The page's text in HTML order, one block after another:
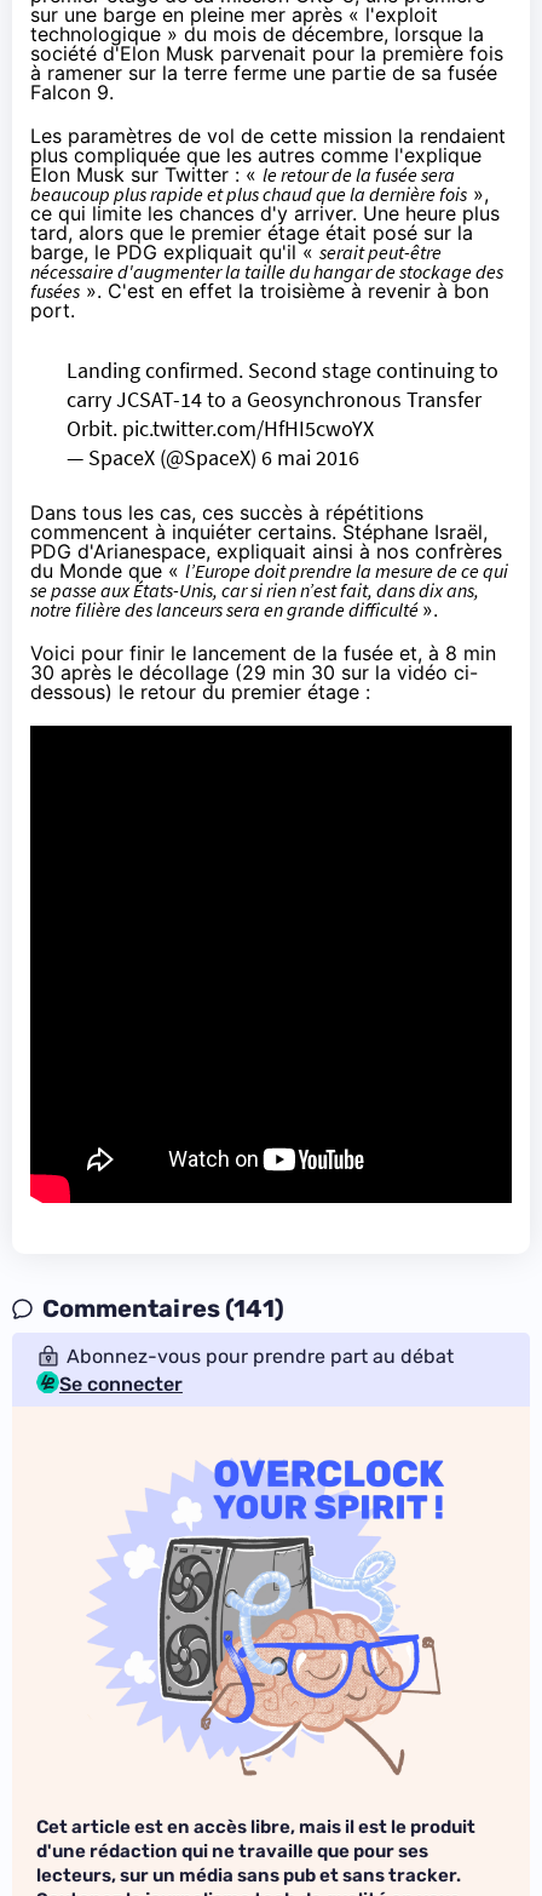
sur une barge en pleine mer après « l'exploit
technologique » du mois de décembre, lorsque la
société d'Elon Musk parvenait pour la première fois
à ramener sur la terre ferme une partie de sa fusée
Falcon 9.
Les paramètres de vol de cette mission la rendaient
plus compliquée que les autres comme l'explique
Elon Musk sur Twitter : « le retour de la fusée sera
beaucoup plus rapide et plus chaud que la dernière fois »,
ce qui limite les chances d'y arriver. Une heure plus
tard, alors que le premier étage était posé sur la
barge, le PDG expliquait qu'il « serait peut-être
nécessaire d'augmenter la taille du hangar de stockage des
fusées ». C'est en effet la troisième à revenir à bon
port.
Landing confirmed. Second stage continuing to
carry JCSAT-14 to a Geosynchronous Transfer
Orbit. pic.twitter.com/HfHI5cwoYX
— SpaceX (@SpaceX) 6 mai 2016
Dans tous les cas, ces succès à répétitions
commencent à inquiéter certains. Stéphane Israël,
PDG d'Arianespace, expliquait ainsi à nos confrères
du Monde que « l’Europe doit prendre la mesure de ce qui
se passe aux États-Unis, car si rien n’est fait, dans dix ans,
notre filière des lanceurs sera en grande difficulté ».
Voici pour finir le lancement de la fusée et, à 8 min
30 après le décollage (29 min 30 sur la vidéo ci-
dessous) le retour du premier étage :
Commentaires (141)
Abonnez-vous pour prendre part au débat
Se connecter
Cet article est en accès libre, mais il est le produit
d'une rédaction qui ne travaille que pour ses
lecteurs, sur un média sans pub et sans tracker.